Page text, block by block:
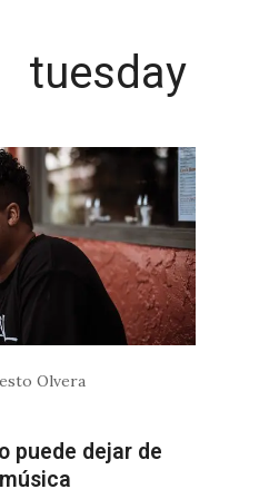
tuesday
Olvera
puede dejar de